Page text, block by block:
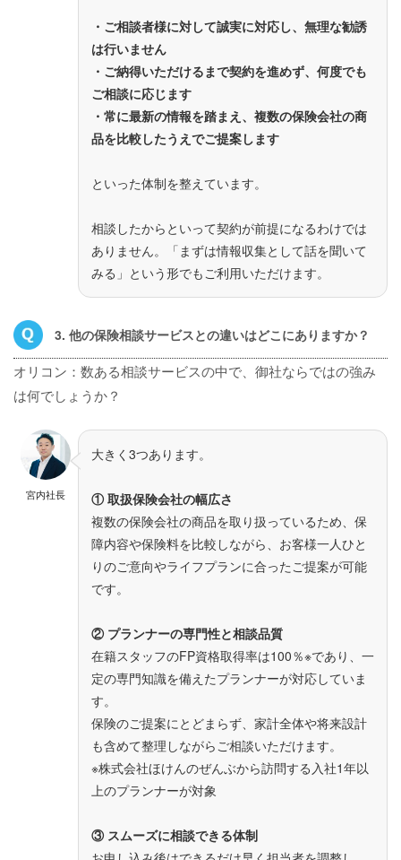
・ご相談者様に対して誠実に対応し、無理な勧誘
は行いません
・ご納得いただけるまで契約を進めず、何度でも
ご相談に応じます
・常に最新の情報を踏まえ、複数の保険会社の商
品を比較したうえでご提案します
といった体制を整えています。
相談したからといって契約が前提になるわけでは
ありません。「まずは情報収集として話を聞いて
みる」という形でもご利用いただけます。
3. 他の保険相談サービスとの違いはどこにありますか？
オリコン：数ある相談サービスの中で、御社ならではの強み
は何でしょうか？
宮内社長
大きく3つあります。
① 取扱保険会社の幅広さ
複数の保険会社の商品を取り扱っているため、保
障内容や保険料を比較しながら、お客様一人ひと
りのご意向やライフプランに合ったご提案が可能
です。
② プランナーの専門性と相談品質
在籍スタッフのFP資格取得率は100％※であり、一
定の専門知識を備えたプランナーが対応していま
す。
保険のご提案にとどまらず、家計全体や将来設計
も含めて整理しながらご相談いただけます。
※株式会社ほけんのぜんぶから訪問する入社1年以
上のプランナーが対象
③ スムーズに相談できる体制